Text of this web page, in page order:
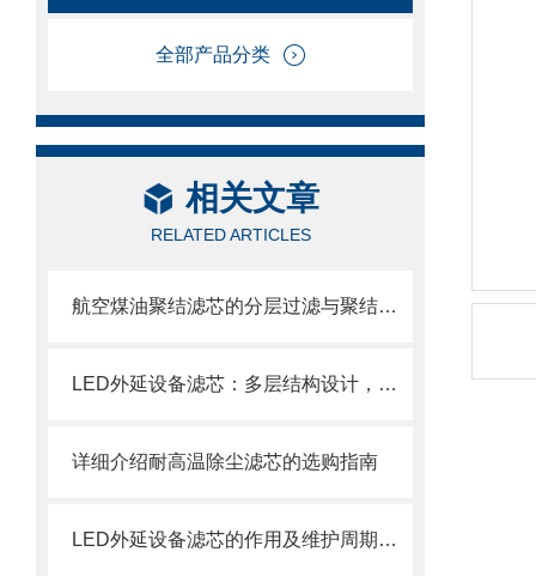
全部产品分类
相关文章
RELATED ARTICLES
航空煤油聚结滤芯的分层过滤与聚结分离原理
LED外延设备滤芯：多层结构设计，层层过滤防护
详细介绍耐高温除尘滤芯的选购指南
LED外延设备滤芯的作用及维护周期科普